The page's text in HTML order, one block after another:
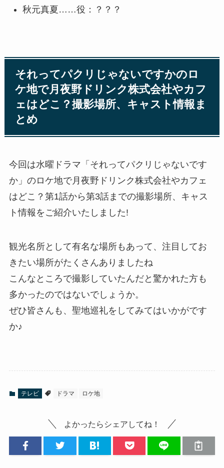
秋元真夏……役：？？？
それってパクリじゃないですかのロ
ケ地で月夜野ドリンク株式会社やカフ
ェはどこ？撮影場所、キャスト情報ま
とめ
今回は水曜ドラマ「それってパクリじゃないです
か」のロケ地で月夜野ドリンク株式会社やカフェ
はどこ？第1話から第3話までの撮影場所、キャス
ト情報をご紹介いたしました!
観光名所として有名な場所もあって、注目してお
きたい場所がたくさんありましたね
こんなところで撮影していたんだと驚かれた方も
多かったのではないでしょうか。
ぜひ皆さんも、聖地巡礼をしてみてはいかがです
か♪
テレビ ドラマ ロケ地
よかったらシェアしてね！